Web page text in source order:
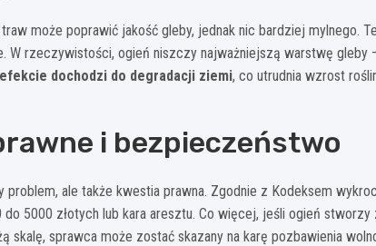
może poprawić jakość gleby, jednak nic bardziej mylnego.
W rzeczywistości, ogień niszczy najważniejszą warstwę gleby
dochodzi do degradacji ziemi, co utrudnia wzrost
i bezpieczeństwo
ale także kwestia prawna. Zgodnie z Kodeksem
5000 złotych lub kara aresztu. Co więcej, jeśli ogień stworzy
skalę, sprawca może zostać skazany na karę pozbawienia